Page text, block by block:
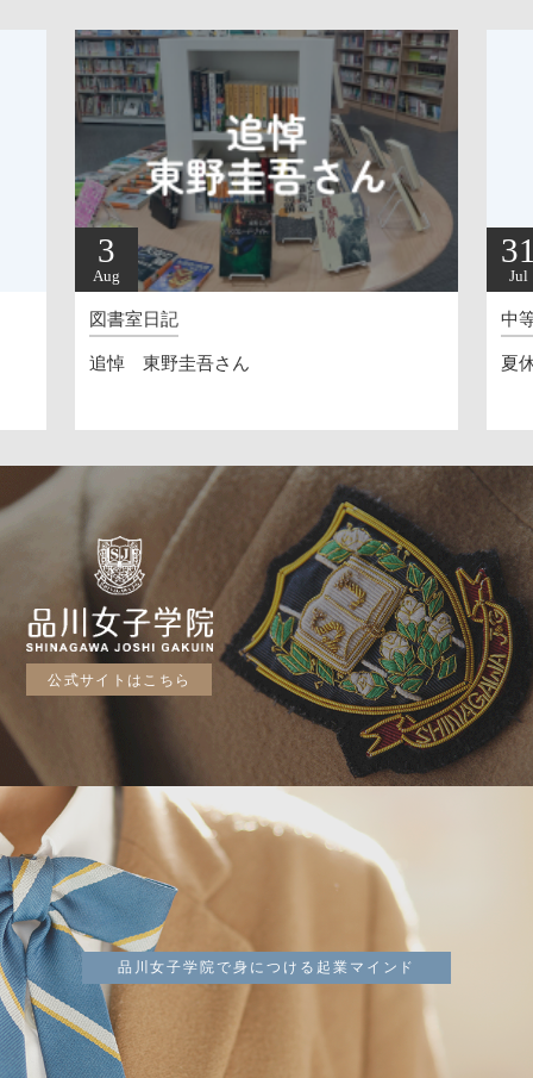
3
Aug
図書室日記
追悼 東野圭吾さん
Jul
中
夏
公式サイトはこちら
品川女子学院で身につける起業マインド